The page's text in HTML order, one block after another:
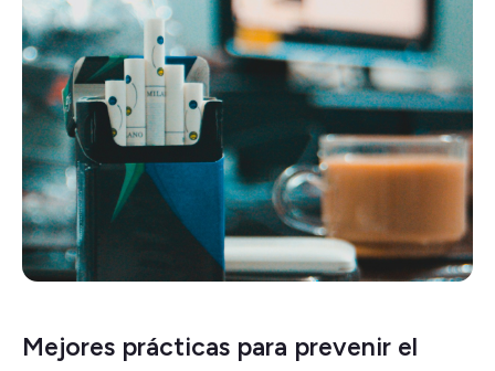
Mejores prácticas para prevenir el